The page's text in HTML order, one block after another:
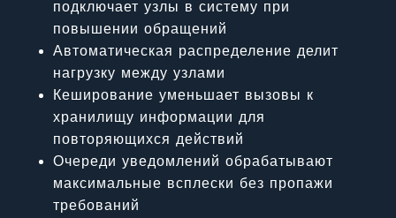
подключает узлы в систему при
повышении обращений
Автоматическая распределение делит
нагрузку между узлами
Кеширование уменьшает вызовы к
хранилищу информации для
повторяющихся действий
Очереди уведомлений обрабатывают
максимальные всплески без пропажи
требований